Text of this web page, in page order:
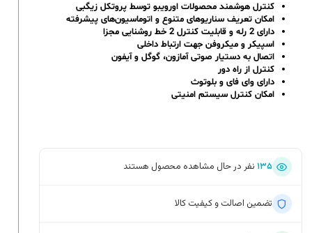
کنترل هوشمند محصولات اورویبو توسطپروتکل زیگبی
امکان تعریف سناریوهای متنوع و اتوماسیون‌های پیشرفته
دارای 2 رله و قابلیت کنترل 2 خط روشنایی مجزا
اسپیکر و میکروفن جهت ارتباط داخلی
اتصال به دستیار صوتی آمازون، گوگل و آیفون
کنترل از راه دور
دارای وای فای و بلوتوث
امکان کنترل سیستم امنیتی
۱۳۵ نفر در حال مشاهده محصول هستند
تضمین اصالت و کیفیت کالا